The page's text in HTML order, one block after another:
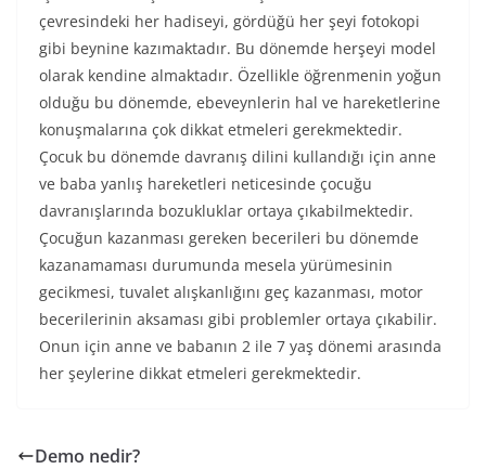
çevresindeki her hadiseyi, gördüğü her şeyi fotokopi
gibi beynine kazımaktadır. Bu dönemde herşeyi model
olarak kendine almaktadır. Özellikle öğrenmenin yoğun
olduğu bu dönemde, ebeveynlerin hal ve hareketlerine
konuşmalarına çok dikkat etmeleri gerekmektedir.
Çocuk bu dönemde davranış dilini kullandığı için anne
ve baba yanlış hareketleri neticesinde çocuğu
davranışlarında bozukluklar ortaya çıkabilmektedir.
Çocuğun kazanması gereken becerileri bu dönemde
kazanamaması durumunda mesela yürümesinin
gecikmesi, tuvalet alışkanlığını geç kazanması, motor
becerilerinin aksaması gibi problemler ortaya çıkabilir.
Onun için anne ve babanın 2 ile 7 yaş dönemi arasında
her şeylerine dikkat etmeleri gerekmektedir.
Demo nedir?